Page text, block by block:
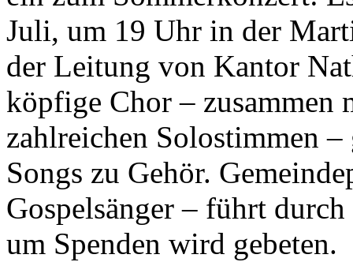
Juli, um 19 Uhr in der
der Leitung von Kantor
köpfige Chor – zusammen
zahlreichen Solostimmen
Songs zu Gehör.
Gospelsänger – führt
um Spenden wird gebeten.